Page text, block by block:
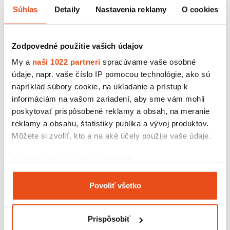
Súhlas Detaily Nastavenia reklamy O cookies
Zodpovedné použitie vašich údajov
My a naši 1022 partneri spracúvame vaše osobné
údaje, napr. vaše číslo IP pomocou technológie, ako sú
napríklad súbory cookie, na ukladanie a prístup k
informáciám na vašom zariadení, aby sme vám mohli
poskytovať prispôsobené reklamy a obsah, na meranie
reklamy a obsahu, štatistiky publika a vývoj produktov.
Môžete si zvoliť, kto a na aké účely použije vaše údaje.
Zhromažďovať informácie o vašej geografickej
polohe s presnosťou na niekoľko metrov
Identifikovať vaše zariadenie aktívnym
Povoliť všetko
Prispôsobiť
5,54 € s DPH / bal.
Zákusková krabička s okienkom
29,52 € s DPH